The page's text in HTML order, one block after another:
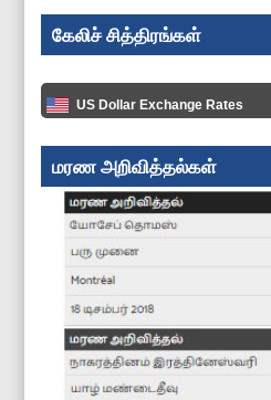
கேலிச் சித்திரங்கள்
US Dollar Exchange Rates
மரண அறிவித்தல்கள்